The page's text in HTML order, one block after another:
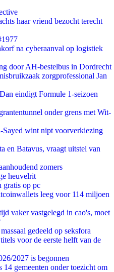
haar vriend bezocht terecht
na cyberaanval op logistiek
door AH-bestelbus in Dordrecht
zorgprofessional Jan
eindigt Formule 1-seizoen
onder grens met Wit-
Sayed wint nipt voorverkiezing
en Batavus, vraagt uitstel van
zomers
heuvelrit
gratis op pc
leeg voor 114 miljoen
vaker vastgelegd in cao's, moet
gedeeld op seksfora
voor de eerste helft van de
2027 is begonnen
14 gemeenten onder toezicht om